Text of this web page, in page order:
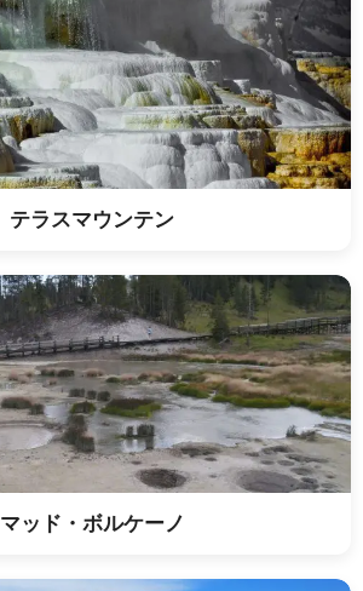
テラスマウンテン
マッド・ボルケーノ